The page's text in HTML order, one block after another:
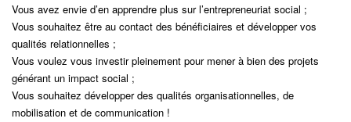
Vous avez envie d’en apprendre plus sur l’entrepreneuriat social ;
Vous souhaitez être au contact des bénéficiaires et développer vos
qualités relationnelles ;
Vous voulez vous investir pleinement pour mener à bien des projets
générant un impact social ;
Vous souhaitez développer des qualités organisationnelles, de
mobilisation et de communication !